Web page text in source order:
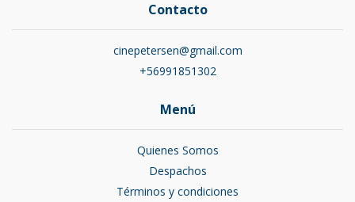
Contacto
cinepetersen@gmail.com
+56991851302
Menú
Quienes Somos
Despachos
Términos y condiciones